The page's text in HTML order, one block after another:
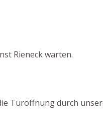
Rieneck warten.
durch